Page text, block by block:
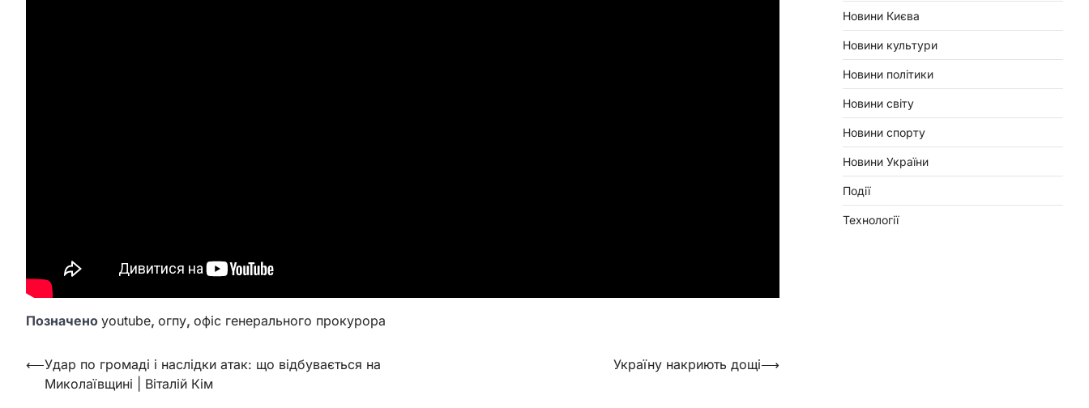
Позначено youtube, огпу, офіс генерального прокурора
Навігація
записів
⟵Удар по громаді і наслідки атак: що відбувається на
Миколаївщині | Віталій Кім
Україну накриють дощі⟶
Новини Києва
Новини культури
Новини політики
Новини світу
Новини спорту
Новини України
Події
Технології